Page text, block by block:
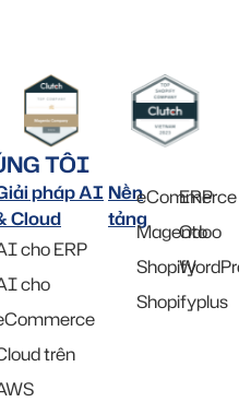
TÔI
pháp AI
Cloud
cho ERP
cho
trên
Nền
tảng
eCommerce
Magento
Shopify
Shopifyplus
ERP
Odoo